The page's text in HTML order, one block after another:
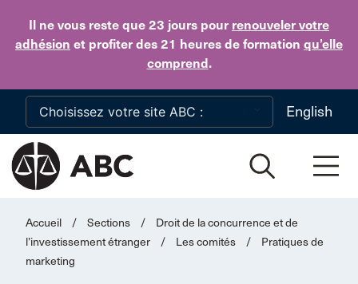
Il ne vous reste que 23 jours pour renouveler votre
adhésion et profiter des 21 heures de formation qu’elle
comprend.
Skip to main content
English
Accueil / Sections /
Droit de la concurrence et de
l’investissement étranger
/ Les comités /
Pratiques de
marketing